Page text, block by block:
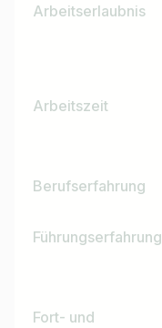
Arbeitserlaubnis
Arbeitszeit
Berufserfahrung
Führungserfahrung
Fort- und